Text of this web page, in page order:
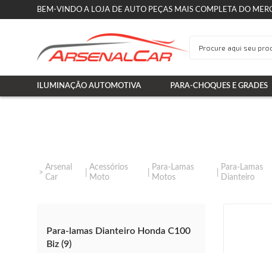
BEM-VINDO A LOJA DE AUTO PEÇAS MAIS COMPLETA DO
ILUMINAÇÃO AUTOMOTIVA PARA-CHOQUES E GRADES
Arsenal
Car
Acessórios
Moto
Para-Lamas
Motos
Para-Lamas
Dianteiro
Para-lamas Dianteiro Honda C100
Biz (9)